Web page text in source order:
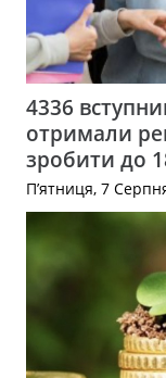
4336
отримали
зробити до
П’ятниця, 7